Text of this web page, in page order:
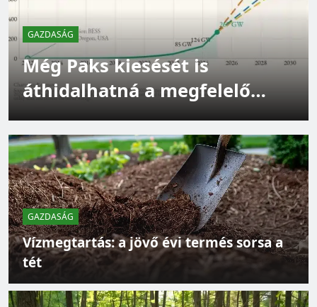
GAZDASÁG
Még Paks kiesését is
áthidalhatná a megfelelő
energiatárolás
GAZDASÁG
Épüljenek szélerőművek – de ne bárhová
GAZDASÁG
Vízmegtartás: a jövő évi termés sorsa a
tét